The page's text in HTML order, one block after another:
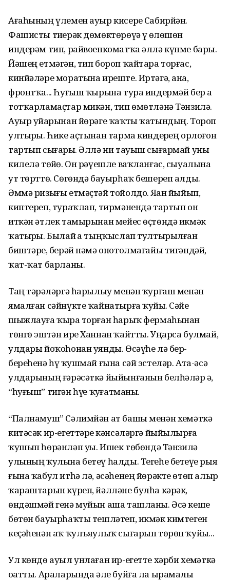
Ағаһының үлемен ауыр кисерҙе Сабирйән.
Фашисты тиҙерәк дөмөктөрөүҙә үҙ өлөшөн
индерәм тип, райвоенкоматҡа әллә күпме барҙы.
Йәшең етмәгән, тип бороп ҡайтара торғас,
кинйәләре моратына иреште. Иртәгә, ана,
фронтҡа... Һуғыш ҡырына тура индермәй бер аҙ
тотҡарламаҫтар микән, тип өмөтләнә Тәнзилә.
Ауыр уйҙарынан йөрәге ҡаҡты ҡатындың. Тороп
ултырҙы. Һике аҫтынан тарма киндерҙең орлоғон
тартып сығарҙы. Әллә ни тауыш сығармай уны
килелә төйҙө. Он рәүешле ваҡланғас, сыуалына
ут төрттө. Сөгөндә бауырһаҡ бешереп алды.
Әммә ризығы етмәҫтәй тойолдо. Яҙҙан йыйып,
киптереп, тураҡлап, тирмәнендә тартып он
иткән әтлек тамырынан мейес өҫтөндә икмәк
ҡатырҙы. Былай ҙа тыңҡыслап тултырылған
биштәрҙе, берәй нәмә онотолмағайы тигәндәй,
ҡат-ҡат барланы.
Таң тәҙрәләргә һарылыу менән ҡурғаш менән
ямалған сәйнүкте ҡайнатырға ҡуйҙы. Сәйе
шыжлауға ҡырҙа торған һарыҡ фермаһынан
төнгө эштән ире Ханнан ҡайтты. Уңарса булмай,
улдары йоҡоһонан уянды. Өсәүһе лә бер-
береһенә һүҙ ҡушмай ғына сәй эстеләр. Ата-әсә
улдарының ғәрәсәткә йыйынғанын белһәләр ҙә,
“һуғыш” тигән һүҙҙе ҡуҙғатманы.
“Палнамуш” Сәлимйән ат башы менән хеҙмәткә
китәсәк ир-егеттәрҙе кәнсәләргә йыйылырға
ҡушып һөрәнләп уҙҙы. Ишек төбөндә Тәнзилә
улының ҡулына бетеү һалды. Тегеһе бетеүҙе рыя
ғына ҡабул итһә лә, әсәһенең йөрәкте өтөп алыр
ҡараштарын күреп, йәлләне булһа кәрәк,
өндәшмәй генә муйын аша ташланы. Әсә кеше
бөтөн бауырһаҡты тешләтеп, икмәк кимтеген
кеҫәһенән аҡ ҡулъяулыҡ сығарып төрөп ҡуйҙы...
Ул көндө ауыл унлаған ир-егетте хәрби хеҙмәткә
оҙатты. Араларында әле буйға ла ырамалы